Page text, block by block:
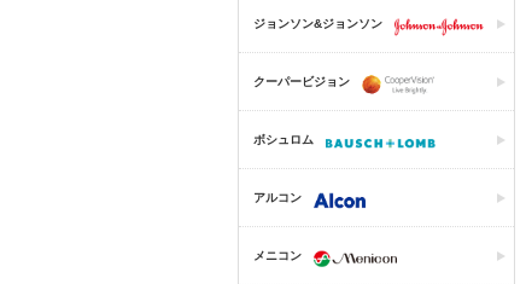
ジョンソン&ジョンソン
クーパービジョン
ボシュロム
アルコン
メニコン